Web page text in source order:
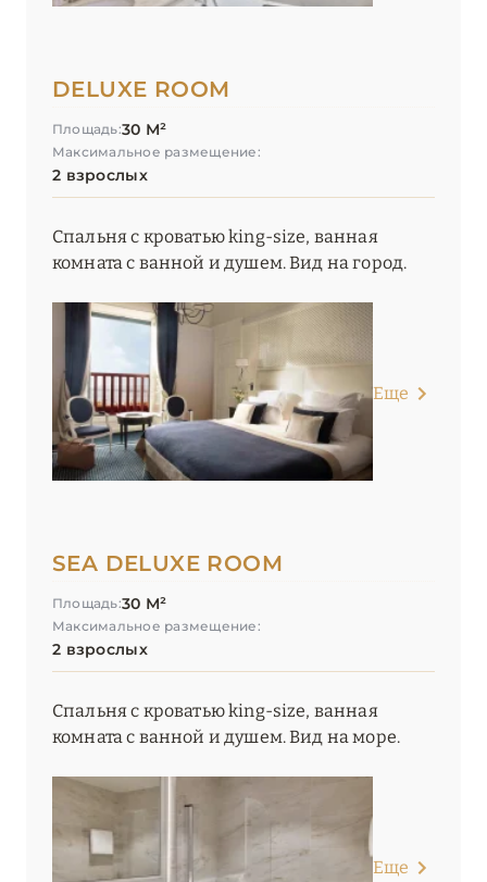
DELUXE ROOM
Площадь:30 М²
Максимальное размещение:
2 взрослых
Спальня с кроватью king-size, ванная
комната с ванной и душем. Вид на город.
Еще
SEA DELUXE ROOM
Площадь:30 М²
Максимальное размещение:
2 взрослых
Спальня с кроватью king-size, ванная
комната с ванной и душем. Вид на море.
Еще